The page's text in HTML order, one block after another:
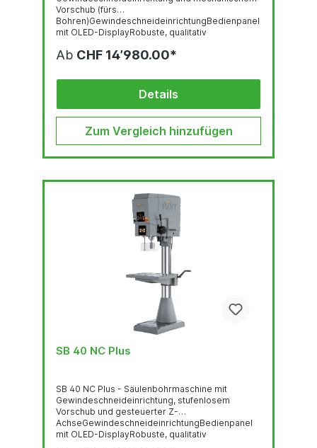
Vorschub (fürs
Bohren)GewindeschneideinrichtungBedienpanel
mit OLED-DisplayRobuste, qualitativ
geneigter FrontLED-BeleuchtungSchnell
BohrtiefenanschlagStufenlose Drehzahlregelung
über mittigen DrehknopfNothalt-
ÜberlastungsschutzSpindelstoppBohrschutz mit
Steckermechanischer...
Ab CHF 14’980.00*
Details
Zum Vergleich hinzufügen
SB 40 NC Plus
SB 40 NC Plus - Säulenbohrmaschine mit
Gewindeschneideinrichtung, stufenlosem
Vorschub und gesteuerter Z-
AchseGewindeschneideinrichtungBedienpanel
mit OLED-DisplayRobuste, qualitativ